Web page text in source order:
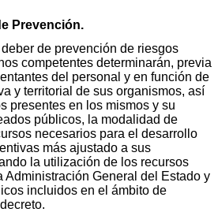
Prevención.
de prevención de riesgos
competentes determinarán, previa
del personal y en función de
y territorial de sus organismos, así
presentes en los mismos y su
públicos, la modalidad de
necesarios para el desarrollo
más ajustado a sus
la utilización de los recursos
Administración General del Estado y
incluidos en el ámbito de